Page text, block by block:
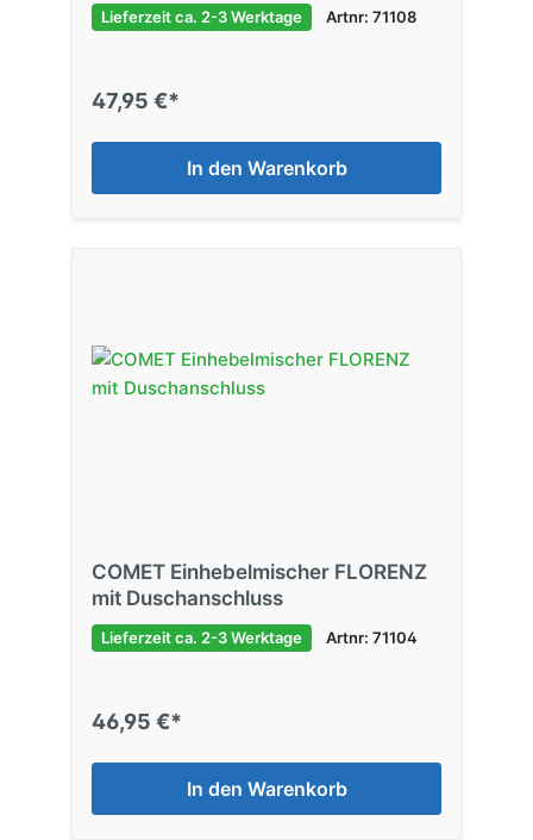
Lieferzeit ca. 2-3 Werktage Artnr: 71108
47,95 €*
In den Warenkorb
COMET Einhebelmischer FLORENZ
mit Duschanschluss
Lieferzeit ca. 2-3 Werktage Artnr: 71104
46,95 €*
In den Warenkorb